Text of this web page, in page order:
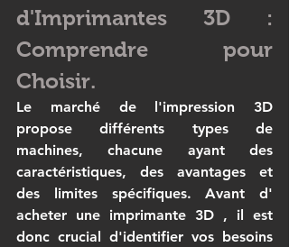
d'Imprimantes 3D :
Comprendre pour
Choisir.
Le marché de l'impression 3D
propose différents types de
machines, chacune ayant des
caractéristiques, des avantages et
acheter une imprimante 3D , il est
donc crucial d'identifier vos besoins